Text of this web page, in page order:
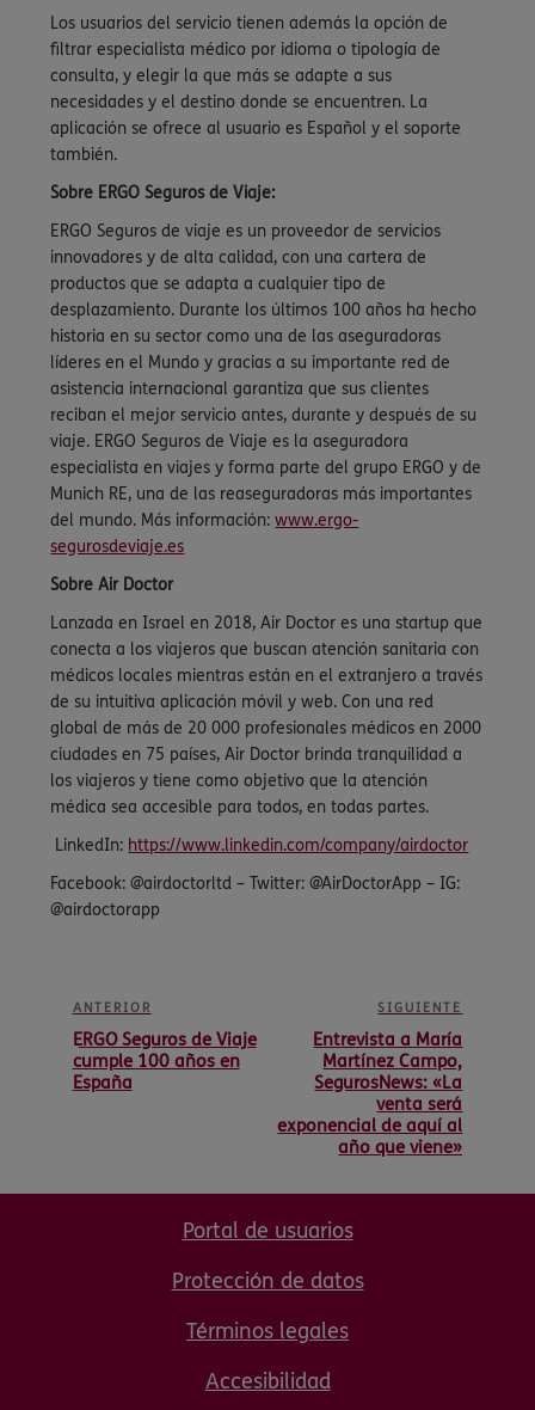
Los usuarios del servicio tienen además la opción de
filtrar especialista médico por idioma o tipología de
consulta, y elegir la que más se adapte a sus
necesidades y el destino donde se encuentren. La
aplicación se ofrece al usuario es Español y el soporte
también.
Sobre ERGO Seguros de Viaje:
ERGO Seguros de viaje es un proveedor de servicios
innovadores y de alta calidad, con una cartera de
productos que se adapta a cualquier tipo de
desplazamiento. Durante los últimos 100 años ha hecho
historia en su sector como una de las aseguradoras
líderes en el Mundo y gracias a su importante red de
asistencia internacional garantiza que sus clientes
reciban el mejor servicio antes, durante y después de su
viaje. ERGO Seguros de Viaje es la aseguradora
especialista en viajes y forma parte del grupo ERGO y de
Munich RE, una de las reaseguradoras más importantes
del mundo. Más información:www.ergo-
segurosdeviaje.es
Sobre Air Doctor
Lanzada en Israel en 2018, Air Doctor es una startup que
conecta a los viajeros que buscan atención sanitaria con
médicos locales mientras están en el extranjero a través
de su intuitiva aplicación móvil y web. Con una red
global de más de 20 000 profesionales médicos en 2000
ciudades en 75 países, Air Doctor brinda tranquilidad a
los viajeros y tiene como objetivo que la atención
médica sea accesible para todos, en todas partes.
LinkedIn: https://www.linkedin.com/company/airdoctor
Facebook: @airdoctorltd – Twitter: @AirDoctorApp – IG:
@airdoctorapp
ANTERIOR
ERGO Seguros de Viaje
cumple 100 años en
España
SIGUIENTE
Entrevista a María
Martínez Campo,
SegurosNews: «La
venta será
exponencial de aquí al
año que viene»
Portal de usuarios
Protección de datos
Términos legales
Accesibilidad